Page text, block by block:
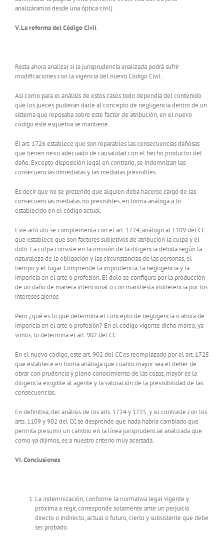
analizáramos desde una óptica civil).
V. La reforma del Código Civil
Resta ahora analizar si la jurisprudencia analizada podrá sufrir
modificaciones con la vigencia del nuevo Código Civil.
Así como para el análisis de estos casos todo dependía del contenido
que los jueces pudieran darle al concepto de negligencia dentro de un
sistema que reposaba sobre este factor de atribución, en el nuevo
código este esquema se mantiene.
El art. 1726 establece que son reparables las consecuencias dañosas
que tienen nexo adecuado de causalidad con el hecho productor del
daño. Excepto disposición legal en contrario, se indemnizan las
consecuencias inmediatas y las mediatas previsibles.
Es decir que no se pretende que alguien deba hacerse cargo de las
consecuencias mediatas no previsibles, en forma análoga a lo
establecido en el código actual.
Este artículo se complementa con el art. 1724, análogo al 1109 del CC
que establece que son factores subjetivos de atribución la culpa y el
dolo. La culpa consiste en la omisión de la diligencia debida según la
naturaleza de la obligación y las circunstancias de las personas, el
tiempo y el lugar. Comprende la imprudencia, la negligencia y la
impericia en el arte o profesión. El dolo se configura por la producción
de un daño de manera intencional o con manifiesta indiferencia por los
intereses ajenos
Pero ¿qué es lo que determina el concepto de negligencia o ahora de
impericia en el arte o profesión? En el código vigente dicho marco, ya
vimos, lo determina el art. 902 del CC.
En el nuevo código, este art. 902 del CC es reemplazado por el art. 1725
que establece en forma análoga que cuanto mayor sea el deber de
obrar con prudencia y pleno conocimiento de las cosas, mayor es la
diligencia exigible al agente y la valoración de la previsibilidad de las
consecuencias.
En definitiva, del análisis de los arts. 1724 y 1725, y su contraste con los
arts. 1109 y 902 del CC se desprende que nada habría cambiado que
permita presumir un cambio en la línea jurisprudencial analizada que
como ya dijimos, es a nuestro criterio muy acertada.
VI. Conclusiones
La indemnización, conforme la normativa legal vigente y
próxima a regir, corresponde solamente ante un perjuicio
directo o indirecto, actual o futuro, cierto y subsistente que debe
ser probado.